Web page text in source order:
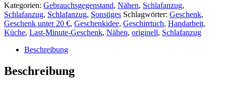
Kategorien: Gebrauchsgegenstand, Nähen, Schlafanzug,
Schlafanzug, Schlafanzug, Sonstiges Schlagwörter: Geschenk,
Geschenk unter 20 €, Geschenkidee, Geschirrtuch, Handarbeit,
Küche, Last-Minute-Geschenk, Nähen, originell, Schlafanzug
Beschreibung
Beschreibung